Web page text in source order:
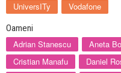
UniversITy
Vodafone
Oameni
Adrian Stanescu Aneta
Cristian Manafu
Daniel